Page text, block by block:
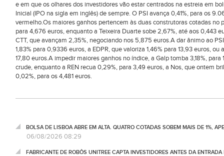
e em que os olhares dos investidores vão estar centrados na estreia em
Inicial (IPO na sigla em inglês) de sempre. O PSI avança 0,41%, para os
vermelho.Os maiores ganhos pertencem às duas construtoras cotadas no
para 4,676 euros, enquanto a Teixeira Duarte sobe 2,67%, até aos 0,443
CTT, que avançam 2,35%, negociando nos 5,875 euros.A dar ânimo ao
1,83% para 0,9336 euros, a EDPR, que valoriza 1,46% para 13,93 euros,
17,80 euros.A impedir maiores ganhos no índice, a Galp tomba 3,18%,
crude, enquanto a REN recua 0,29%, para 3,49 euros, a Nos, que ontem
0,02%, para os 4,481 euros.
BOLSA DE LISBOA ABRE EM ALTA. QUATRO COTADAS SOBEM MAIS DE 1%,
06/08/2026 08:29
FABRICANTE DE ROBÔS UNITREE CAPTA INVESTIDORES ANTES DA ENTRADA